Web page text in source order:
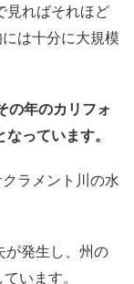
見ればそれほど
は十分に大規模
の年のカリフォ
っています。
ラメント川の水
が発生し、州の
います。